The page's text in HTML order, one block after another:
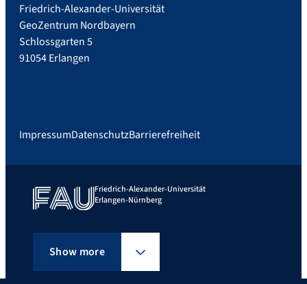
Friedrich-Alexander-Universität
GeoZentrum Nordbayern
Schlossgarten 5
91054 Erlangen
ImpressumDatenschutzBarrierefreiheit
Friedrich-Alexander-Universität
Erlangen-Nürnberg
Show more